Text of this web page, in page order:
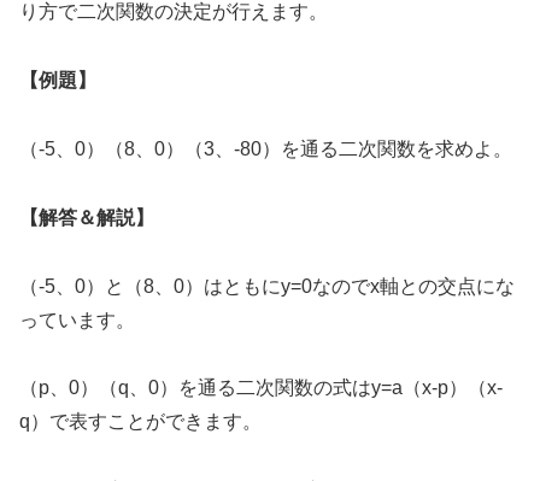
り方で二次関数の決定が行えます。
【例題】
（-5、0）（8、0）（3、-80）を通る二次関数を求めよ。
【解答＆解説】
（-5、0）と（8、0）はともにy=0なのでx軸との交点にな
っています。
（p、0）（q、0）を通る二次関数の式はy=a（x-p）（x-
q）で表すことができます。